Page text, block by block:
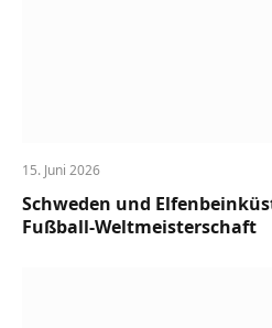
15. Juni 2026
Schweden und
Fußball-Weltmeisterschaft